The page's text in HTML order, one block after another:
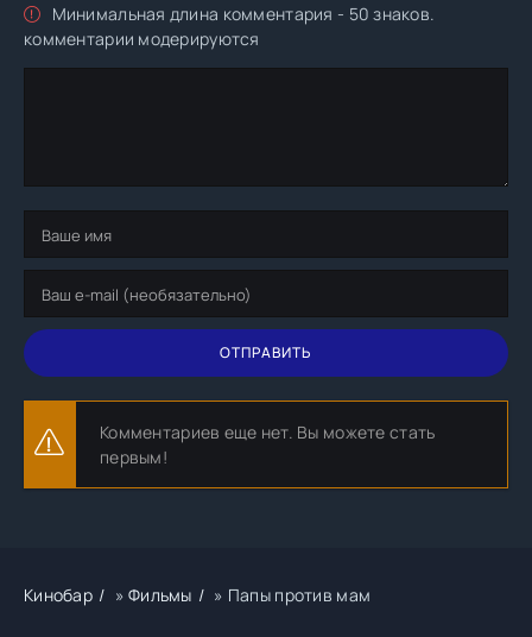
Минимальная длина комментария - 50 знаков.
комментарии модерируются
ОТПРАВИТЬ
Комментариев еще нет. Вы можете стать
первым!
Кинобар »Фильмы » Папы против мам